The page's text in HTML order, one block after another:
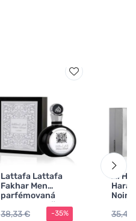
Lattafa Lattafa
Fakhar Men
parfémovaná
voda pro muže
38,33 €
-35%
Al
Noir
voda
35,48